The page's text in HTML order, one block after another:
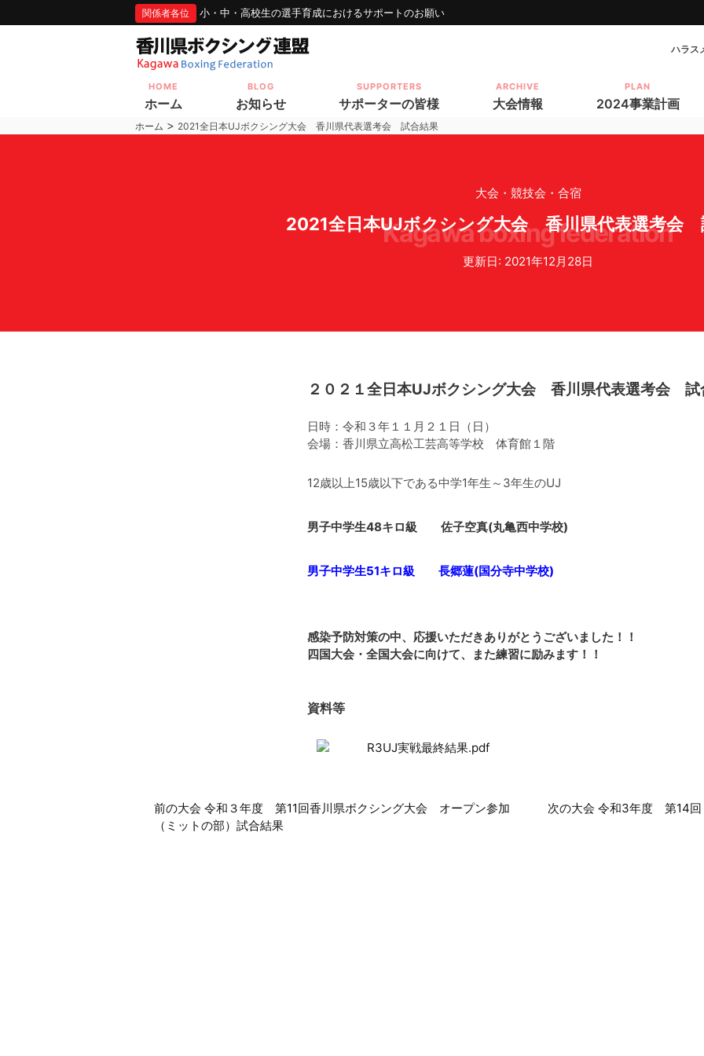
関係者各位 小・中・高校生の選手育成におけるサポートのお願い
ハラス
HOME
ホーム
BLOG
お知らせ
SUPPORTERS
サポーターの皆様
ARCHIVE
大会情報
PLAN
2024事業計画
ホーム > 2021全日本UJボクシング大会 香川県代表選考会 試合結果
kagawa boxing federation
大会・競技会・合宿
2021全日本UJボクシング大会 香川県代表選考会
更新日: 2021年12月28日
２０２１全日本UJボクシング大会 香川県代表選考会 試
日時：令和３年１１月２１日（日）
会場：香川県立高松工芸高等学校 体育館１階
12歳以上15歳以下である中学1年生～3年生のUJ
男子中学生48キロ級 佐子空真(丸亀西中学校)
男子中学生51キロ級 長郷蓮(国分寺中学校)
感染予防対策の中、応援いただきありがとうございました！！
四国大会・全国大会に向けて、また練習に励みます！！
資料等
R3UJ実戦最終結果.pdf
前
後
前の大会 令和３年度 第11回香川県ボクシング大会 オープン参加
（ミットの部）試合結果
次の大会 令和3年度 第14